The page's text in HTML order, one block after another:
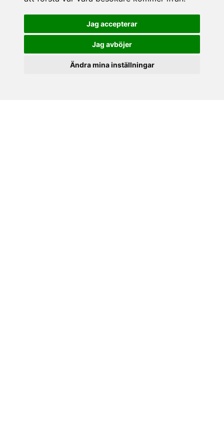
Jag accepterar
Jag avböjer
Ändra mina inställningar
KONTAKT
Hasselgrens Glas & Porslin AB
Skomakaregatan 1, 223 50 LUND